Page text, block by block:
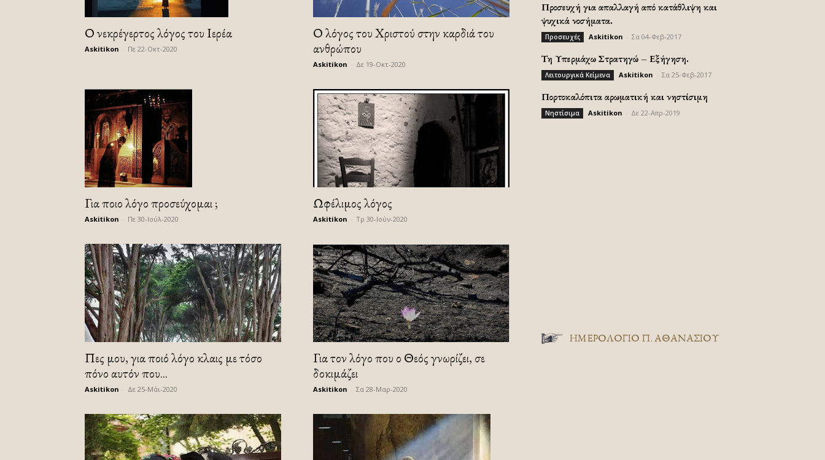
Ο νεκρέγερτος λόγος του Ιερέα
Askitikon Πε 22-Οκτ-2020
Ο λόγος του Χριστού στην καρδιά του
ανθρώπου
Askitikon Δε 19-Οκτ-2020
Για ποιο λόγο προσεύχομαι ;
Askitikon Πε 30-Ιούλ-2020
Ωφέλιμος λόγος
Askitikon Τρ 30-Ιούν-2020
Πες μου, για ποιό λόγο κλαις με τόσο
πόνο αυτόν που...
Askitikon Δε 25-Μάι-2020
Για τον λόγο που ο Θεός γνωρίζει, σε
δοκιμάζει
Askitikon Σα 28-Μαρ-2020
Προσευχή για απαλλαγή από κατάθλιψη και
ψυχικά νοσήματα.
Προσευχές Askitikon Σα 04-Φεβ-2017
Τη Υπερμάχω Στρατηγώ – Εξήγηση.
Λειτουργικά Κείμενα Askitikon Σα 25-Φεβ-2017
Πορτοκαλόπιτα αρωματική και νηστίσιμη
Νηστίσιμα Askitikon Δε 22-Απρ-2019
ΗΜΕΡΟΛΟΓΙΟ Π. ΑΘΑΝΑΣΙΟΥ